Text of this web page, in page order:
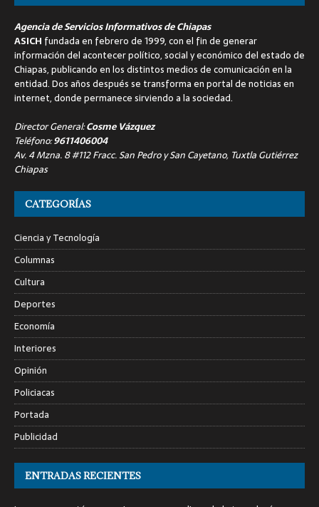
Agencia de Servicios Informativos de Chiapas
ASICH fundada en febrero de 1999, con el fin de generar
información del acontecer político, social y económico del estado de
Chiapas, publicando en los distintos medios de comunicación en la
entidad. Dos años después se transforma en portal de noticias en
internet, donde permanece sirviendo a la sociedad.
Director General:Cosme Vázquez
Teléfono:9611406004
Av. 4 Mzna. 8 #112 Fracc. San Pedro y San Cayetano, Tuxtla Gutiérrez
Chiapas
CATEGORÍAS
Ciencia y Tecnología
Columnas
Cultura
Deportes
Economía
Interiores
Opinión
Policiacas
Portada
Publicidad
ENTRADAS RECIENTES